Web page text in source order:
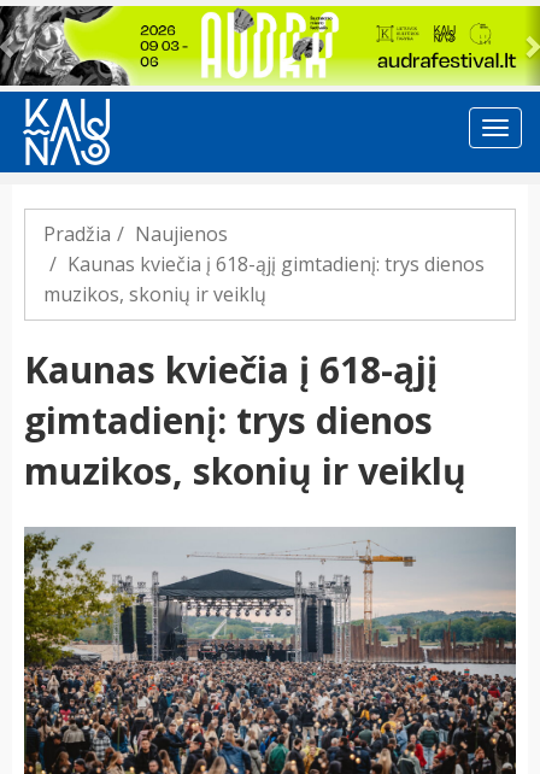
Previous
Pradžia
Naujienos
Kaunas kviečia į 618-ąjį gimtadienį: trys dienos
muzikos, skonių ir veiklų
Kaunas kviečia į 618-ąjį
gimtadienį: trys dienos
muzikos, skonių ir veiklų